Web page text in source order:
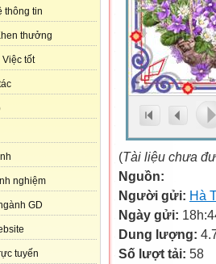
thông tin
thưởng
Việc tốt
nghiệm
GD
tuyến
(Tài liệu chưa
Nguồn:
Người gửi: Hà
Ngày gửi:
Dung lượng:
Số lượt tải: 58